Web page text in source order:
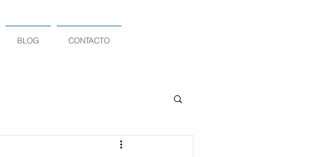
BLOG CONTACTO